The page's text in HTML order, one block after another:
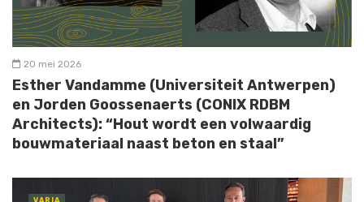
20 mei 2026
Esther Vandamme (Universiteit Antwerpen)
en Jorden Goossenaerts (CONIX RDBM
Architects): “Hout wordt een volwaardig
bouwmateriaal naast beton en staal”
VARIA